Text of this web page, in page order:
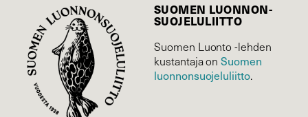
SUOMEN LUONNON­
SUOJELU­LIITTO
Suomen Luonto -lehden
kustantaja onSuomen
luonnonsuojelu­liitto.